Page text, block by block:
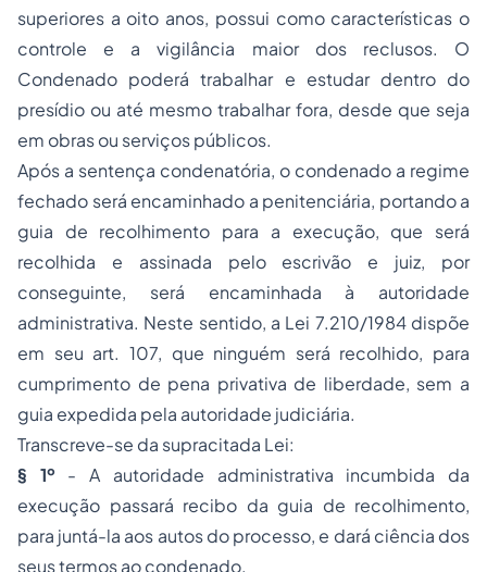
superiores a oito anos, possui como características o
controle e a vigilância maior dos reclusos. O
Condenado poderá trabalhar e estudar dentro do
presídio ou até mesmo trabalhar fora, desde que seja
em obras ou serviços públicos.
Após a sentença condenatória, o condenado a regime
fechado será encaminhado a penitenciária, portando a
guia de recolhimento para a execução, que será
recolhida e assinada pelo escrivão e juiz, por
conseguinte, será encaminhada à autoridade
administrativa. Neste sentido, a Lei 7.210/1984 dispõe
em seu art. 107, que ninguém será recolhido, para
cumprimento de pena privativa de liberdade, sem a
guia expedida pela autoridade judiciária.
Transcreve-se da supracitada Lei:
§ 1º- A autoridade administrativa incumbida da
execução passará recibo da guia de recolhimento,
para juntá-la aos autos do processo, e dará ciência dos
seus termos ao condenado.